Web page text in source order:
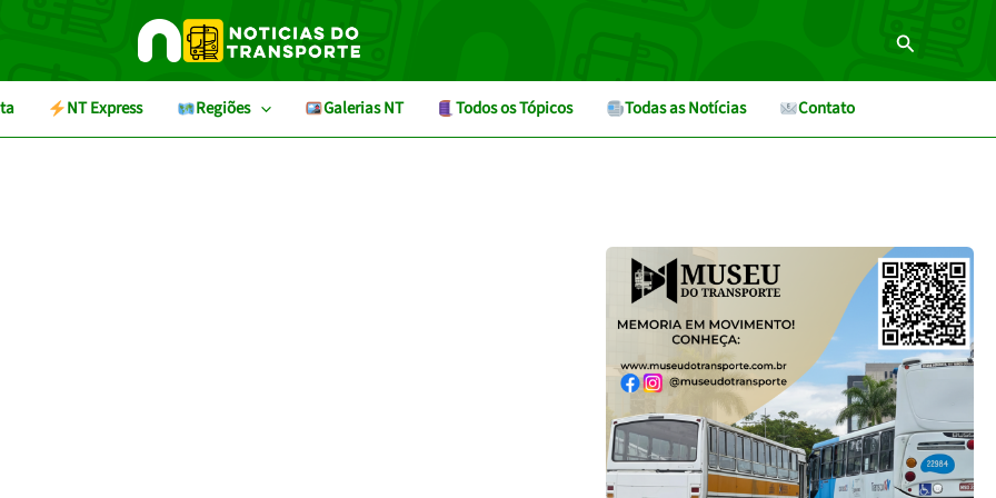
Pesquisar
NT Express Regiões Galerias NT Todos os Tópicos Todas as Notícias Contato